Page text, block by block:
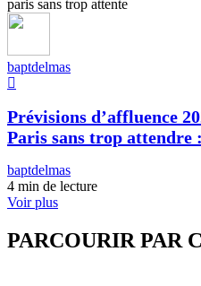
baptdelmas
Prévisions d’affluence
Paris sans trop attendre
baptdelmas
4 min de lecture
Voir plus
PARCOURIR PAR